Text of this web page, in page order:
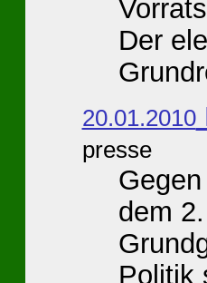
Der
20.01.2010
presse
dem
Politik